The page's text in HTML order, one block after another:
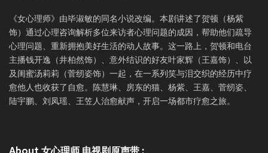
《女心理师》由毕淑敏的同名小说改编。本剧讲述了贺顿（杨紫
饰）通过心理咨询解析多位来访者心理问题的成因，帮助他们疏导
心理问题、重新拥抱美好生活的动人故事。这一路上，贺顿和电台
主播钱开逸（井柏然饰）、意外结识的好友叶家辉（王嘉饰）、以
及闺蜜汤莉莉（菅纫姿饰）一起，在一系列笑与泪交织的经历中疗
愈他人也收获了自愈。陈慧琳、房东的猫、杨紫、王嘉、菅纫姿、
陆宇鹏、刘凤瑶、王笠人治愈献声，开启一场都市疗愈之旅。